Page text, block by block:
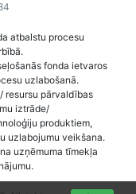
atbalstu procesu
fonda ietvaros
uzlabošanā.
resursu pārvaldības
iztrāde/
produktiem,
uzlabojumu veikšana.
uzņēmuma tīmekļa